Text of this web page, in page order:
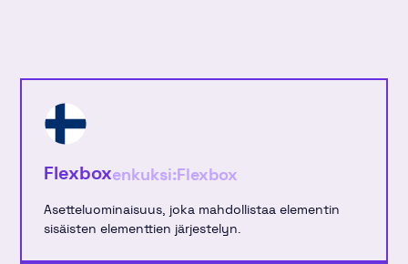
Flexboxenkuksi:Flexbox
Asetteluominaisuus, joka mahdollistaa elementin
sisäisten elementtien järjestelyn.